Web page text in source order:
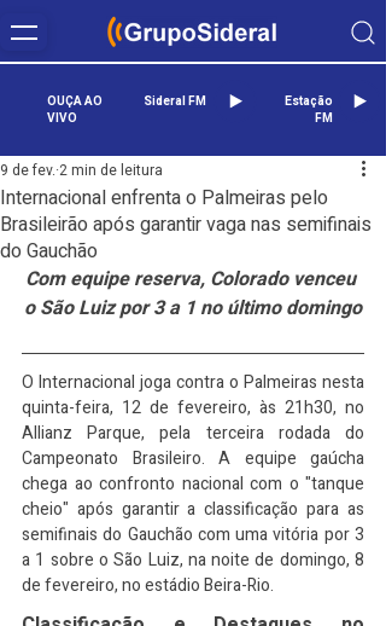
OUÇA AO
VIVO
Sideral FM
Estação
FM
Internacional enfrenta o Palmeiras pelo
Brasileirão após garantir vaga nas semifinais
do Gauchão
9 de fev. 2 min de leitura
Com equipe reserva, Colorado venceu
o São Luiz por 3 a 1 no último domingo
O Internacional joga contra o Palmeiras nesta
quinta-feira, 12 de fevereiro, às 21h30, no
Allianz Parque, pela terceira rodada do
Campeonato Brasileiro. A equipe gaúcha
chega ao confronto nacional com o "tanque
cheio" após garantir a classificação para as
semifinais do Gauchão com uma vitória por 3
a 1 sobre o São Luiz, na noite de domingo, 8
de fevereiro, no estádio Beira-Rio.